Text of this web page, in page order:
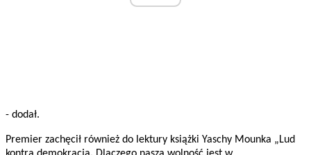
- dodał.
Premier zachęcił również do lektury książki Yaschy Mounka „Lud